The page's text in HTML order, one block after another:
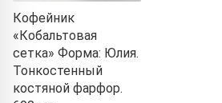
Кофейник
«Кобальтовая
сетка» Форма: Юлия.
Тонкостенный
костяной фарфор.